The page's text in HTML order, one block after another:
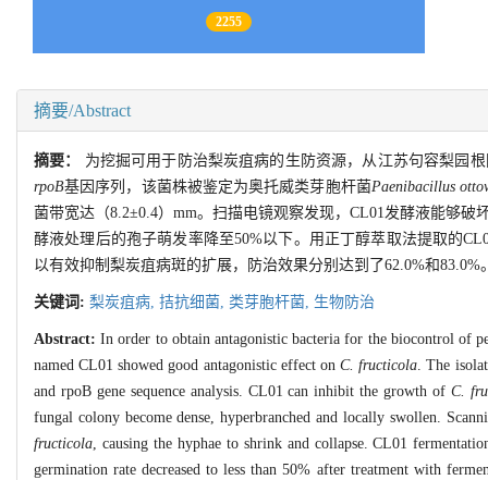
2255
摘要/Abstract
摘要： 为挖掘可用于防治梨炭疽病的生防资源，从江苏句容梨园
rpoB基因序列，该菌株被鉴定为奥托威类芽胞杆菌Paenibacillus
菌带宽达（8.2±0.4）mm。扫描电镜观察发现，CL01发酵液能够
酵液处理后的孢子萌发率降至50%以下。用正丁醇萃取法提取的
以有效抑制梨炭疽病斑的扩展，防治效果分别达到了62.0%和
关键词: 梨炭疽病, 拮抗细菌, 类芽胞杆菌, 生物防治
Abstract:In order to obtain antagonistic bacteria for the biocontrol of
named CL01 showed good antagonistic effect onC. fructicola. The
and rpoB gene sequence analysis. CL01 can inhibit the growth of C.
fungal colony become dense, hyperbranched and locally swollen.
fructicola, causing the hyphae to shrink and collapse. CL01
germination rate decreased to less than 50% after treatment with